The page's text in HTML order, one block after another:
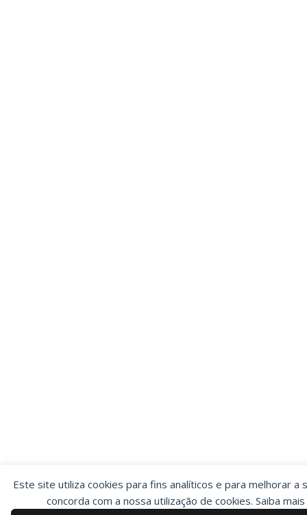
Este site utiliza cookies para fins analíticos e para melhorar a
concorda com a nossa utilização de cookies. Saiba